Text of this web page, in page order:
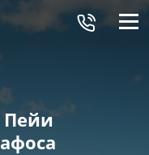
Меню
Пейи